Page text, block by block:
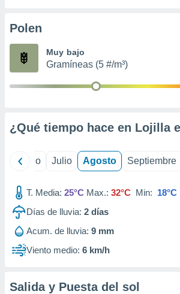
e
mediante
publicidad
publicidad
1199
Polen
Muy bajo
Gramíneas (5 #/m³)
¿Qué tiempo hace en Lojilla
Junio Julio Agosto Septiembre
T. Media: 25°C Max.: 32°C Min: 18°C
Días de lluvia: 2 días
Acum. de lluvia: 9 mm
Viento medio: 6 km/h
Salida y Puesta del sol